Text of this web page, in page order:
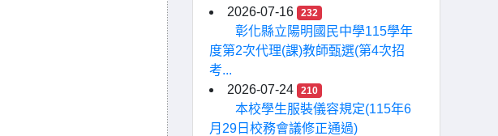
2026-07-16
232
彰化縣立陽明國民中學115學年
度第2次代理(課)教師甄選(第4次招
考...
2026-07-24
210
本校學生服裝儀容規定(115年6
月29日校務會議修正通過)